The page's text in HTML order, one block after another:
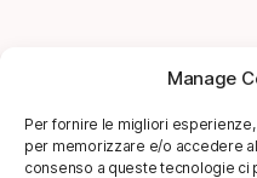
Manage
Per fornire le migliori
per memorizzare e/o accedere
consenso a queste tecnologie